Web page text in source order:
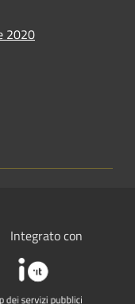
2020
Integrato con